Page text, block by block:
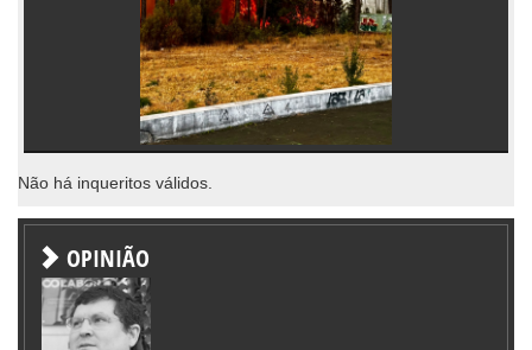
Não há inqueritos válidos.
OPINIÃO